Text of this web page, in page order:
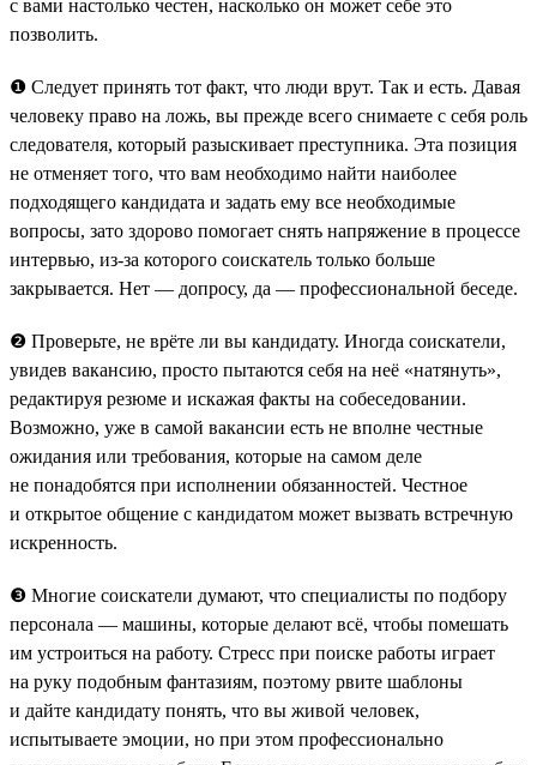
с вами настолько честен, насколько он может себе это
позволить.
❶ Следует принять тот факт, что люди врут. Так и есть. Давая
человеку право на ложь, вы прежде всего снимаете с себя роль
следователя, который разыскивает преступника. Эта позиция
не отменяет того, что вам необходимо найти наиболее
подходящего кандидата и задать ему все необходимые
вопросы, зато здорово помогает снять напряжение в процессе
интервью, из-за которого соискатель только больше
закрывается. Нет — допросу, да — профессиональной беседе.
❷ Проверьте, не врёте ли вы кандидату. Иногда соискатели,
увидев вакансию, просто пытаются себя на неё «натянуть»,
редактируя резюме и искажая факты на собеседовании.
Возможно, уже в самой вакансии есть не вполне честные
ожидания или требования, которые на самом деле
не понадобятся при исполнении обязанностей. Честное
и открытое общение с кандидатом может вызвать встречную
искренность.
❸ Многие соискатели думают, что специалисты по подбору
персонала — машины, которые делают всё, чтобы помешать
им устроиться на работу. Стресс при поиске работы играет
на руку подобным фантазиям, поэтому рвите шаблоны
и дайте кандидату понять, что вы живой человек,
испытываете эмоции, но при этом профессионально